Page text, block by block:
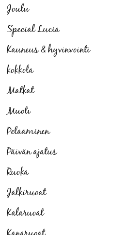
Joulu
Special Lucia
Kauneus & hyvinvointi
kokkola
Matkat
Muoti
Pelaaminen
Päivän ajatus
Ruoka
Jälkiruoat
Kalaruoat